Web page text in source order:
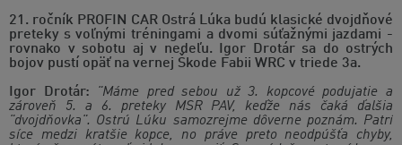
21. ročník PROFIN CAR Ostrá Lúka budú klasické dvojdňové
preteky s voľnými tréningami a dvomi súťažnými jazdami -
rovnako v sobotu aj v nedeľu. Igor Drotár sa do ostrých
bojov pustí opäť na vernej Škode Fabii WRC v triede 3a.
Igor Drotár:
"Máme pred sebou už 3. kopcové podujatie a
zároveň 5. a 6. preteky MSR PAV, keďže nás čaká ďalšia
"dvojdňovka". Ostrú Lúku samozrejme dôverne poznám. Patrí
síce medzi kratšie kopce, no práve preto neodpúšťa chyby,